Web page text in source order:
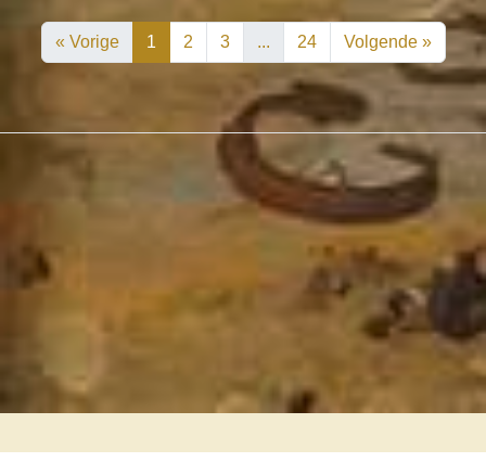
« Vorige 1 2 3 ... 24 Volgende »